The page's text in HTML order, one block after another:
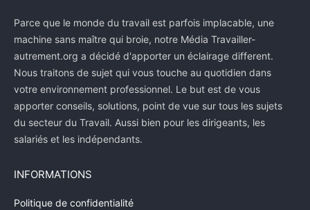
Parce que le monde du travail est parfois implacable, une
machine sans maître qui broie, notre Média Travailler-
autrement.org a décidé d'apporter un éclairage different.
Nous traitons de sujet qui vous touche au quotidien dans
votre environnement professionnel. Le but est de vous
apporter conseils, solutions, point de vue sur tous les sujets
du secteur du Travail. Aussi bien pour les dirigeants, les
salariés et les indépendants.
INFORMATIONS
Politique de confidentialité